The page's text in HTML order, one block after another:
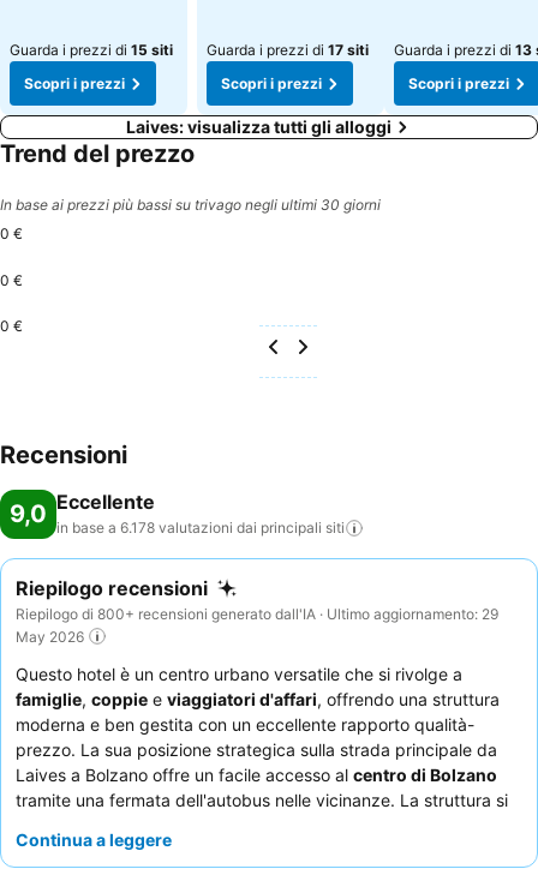
Guarda i prezzi di 15 siti
Scopri i prezzi
Guarda i prezzi di 17 siti
Scopri i prezzi
Guarda i prezzi di 13
Scopri i prezzi
Laives: visualizza tutti gli alloggi
Trend del prezzo
In base ai prezzi più bassi su trivago negli ultimi 30 giorni
0 €
0 €
0 €
Recensioni
9,0 Eccellente
in base a 6.178 valutazioni dai principali siti
Riepilogo recensioni
Riepilogo di 800+ recensioni generato dall'IA · Ultimo aggiornamento: 29
May 2026
Questo hotel è un centro urbano versatile che si rivolge a
famiglie, coppie e viaggiatori d'affari, offrendo una struttura
moderna e ben gestita con un eccellente rapporto qualità-
prezzo. La sua posizione strategica sulla strada principale da
Laives a Bolzano offre un facile accesso al centro di Bolzano
tramite una fermata dell'autobus nelle vicinanze. La struttura si
tra cui diverse piscine e un centro benessere completo. Gli ospiti
Continua a leggere